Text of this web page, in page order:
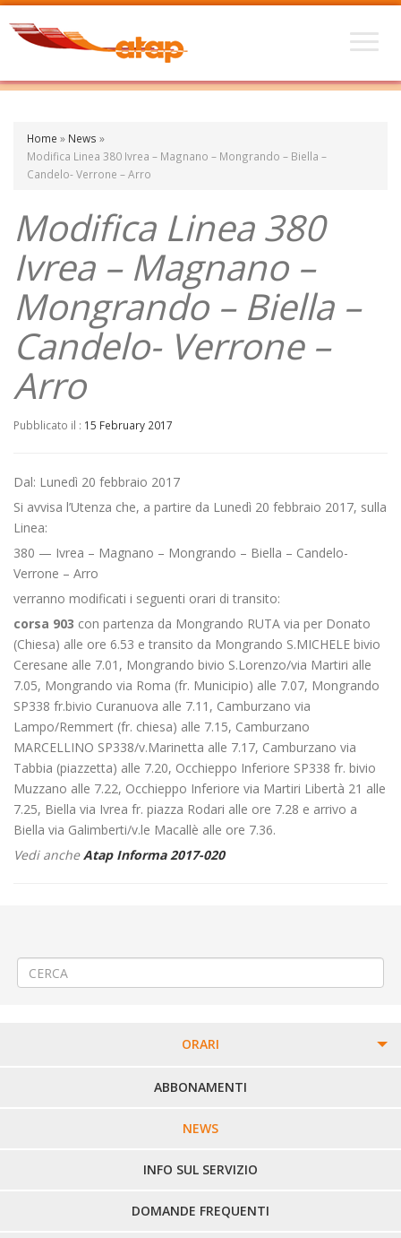
Home » News »
Modifica Linea 380 Ivrea – Magnano – Mongrando – Biella –
Candelo- Verrone – Arro
Modifica Linea 380
Ivrea – Magnano –
Mongrando – Biella –
Candelo- Verrone –
Arro
Pubblicato il : 15 February 2017
Dal: Lunedì 20 febbraio 2017
Si avvisa l’Utenza che, a partire da Lunedì 20 febbraio 2017, sulla
Linea:
380 — Ivrea – Magnano – Mongrando – Biella – Candelo-
Verrone – Arro
verranno modificati i seguenti orari di transito:
corsa 903 con partenza da Mongrando RUTA via per Donato
(Chiesa) alle ore 6.53 e transito da Mongrando S.MICHELE bivio
Ceresane alle 7.01, Mongrando bivio S.Lorenzo/via Martiri alle
7.05, Mongrando via Roma (fr. Municipio) alle 7.07, Mongrando
SP338 fr.bivio Curanuova alle 7.11, Camburzano via
Lampo/Remmert (fr. chiesa) alle 7.15, Camburzano
MARCELLINO SP338/v.Marinetta alle 7.17, Camburzano via
Tabbia (piazzetta) alle 7.20, Occhieppo Inferiore SP338 fr. bivio
Muzzano alle 7.22, Occhieppo Inferiore via Martiri Libertà 21 alle
7.25, Biella via Ivrea fr. piazza Rodari alle ore 7.28 e arrivo a
Biella via Galimberti/v.le Macallè alle ore 7.36.
Vedi ancheAtap Informa 2017-020
ORARI
PERCORSI URBANI IN BIELLA
LINEE URBANE VERCELLI
LINEE EXTRAURBANE
ABBONAMENTI
NEWS
INFO SUL SERVIZIO
DOMANDE FREQUENTI